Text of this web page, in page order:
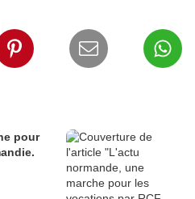
pour